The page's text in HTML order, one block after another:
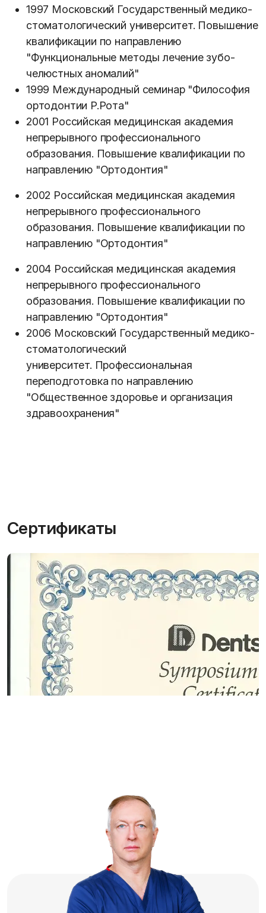
1997 Московский Государственный медико-
стоматологический университет. Повышение
квалификации по направлению
"Функциональные методы лечение зубо-
челюстных аномалий"
1999 Международный семинар "Философия
ортодонтии Р.Рота"
2001 Российская медицинская академия
непрерывного профессионального
образования. Повышение квалификации по
направлению "Ортодонтия"
2002 Российская медицинская академия
непрерывного профессионального
образования. Повышение квалификации по
направлению "Ортодонтия"
2004 Российская медицинская академия
непрерывного профессионального
образования. Повышение квалификации по
направлению "Ортодонтия"
2006 Московский Государственный медико-
стоматологический
университет. Профессиональная
переподготовка по направлению
"Общественное здоровье и организация
здравоохранения"
Сертификаты